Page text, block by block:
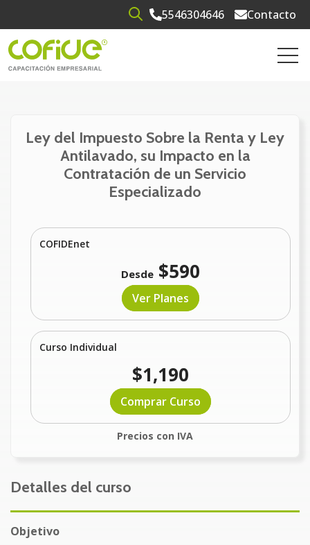
Open search5546304646 Contacto
Ley del Impuesto Sobre la Renta y Ley
Antilavado, su Impacto en la
Contratación de un Servicio
Especializado
Curso Individual
$1,190
Comprar Curso
COFIDEnet
Desde$590
Ver Planes
Precios con IVA
Detalles del curso
Objetivo